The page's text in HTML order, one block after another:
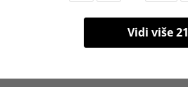
Vidi više 21